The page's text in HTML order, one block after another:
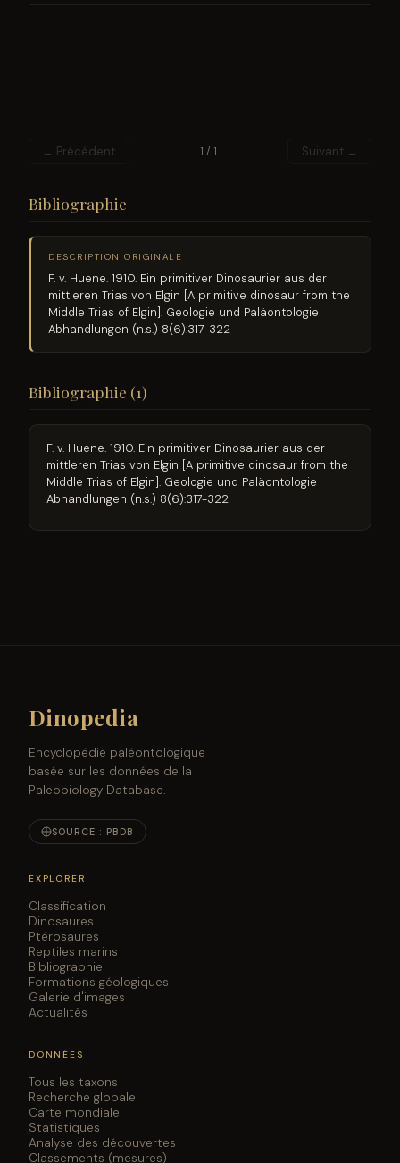
← Précédent 1 / 1 Suivant →
Bibliographie
DESCRIPTION ORIGINALE
F. v. Huene. 1910. Ein primitiver Dinosaurier aus der
mittleren Trias von Elgin [A primitive dinosaur from the
Middle Trias of Elgin]. Geologie und Paläontologie
Abhandlungen (n.s.) 8(6):317-322
Bibliographie (1)
F. v. Huene. 1910. Ein primitiver Dinosaurier aus der
mittleren Trias von Elgin [A primitive dinosaur from the
Middle Trias of Elgin]. Geologie und Paläontologie
Abhandlungen (n.s.) 8(6):317-322
Dinopedia
Encyclopédie paléontologique
basée sur les données de la
Paleobiology Database.
SOURCE : PBDB
EXPLORER
Classification
Dinosaures
Ptérosaures
Reptiles marins
Bibliographie
Formations géologiques
Galerie d'images
Actualités
DONNÉES
Tous les taxons
Recherche globale
Carte mondiale
Statistiques
Analyse des découvertes
Classements (mesures)